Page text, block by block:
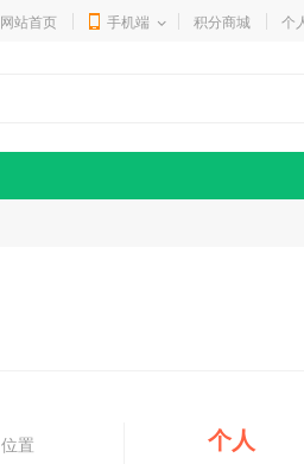
网站首页 手机端 积分商城 个
位置 个人